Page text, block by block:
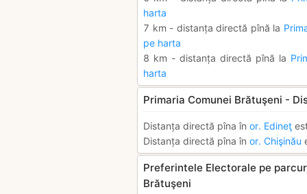
harta
7 km - distanța directă pînă la
pe harta
8 km - distanța directă pînă la
harta
Primaria Comunei Brătuşeni -
Distanța directă pîna în or. Edineţ
Distanța directă pîna în or. Chişinău
Preferintele Electorale pe
Brătuşeni